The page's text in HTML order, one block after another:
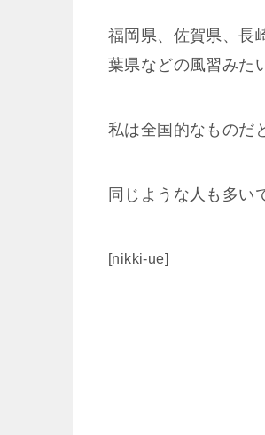
福岡県、佐賀県、長
葉県などの風習みた
私は全国的なものだ
同じような人も多い
[nikki-ue]